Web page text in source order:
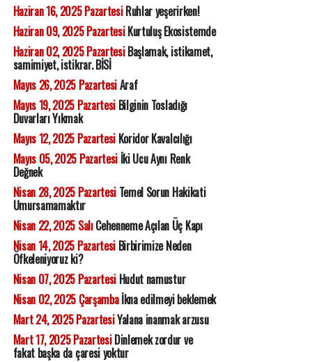
Haziran 16, 2025 PazartesiRuhlar yeşerirken!
Haziran 09, 2025 PazartesiKurtuluş Ekosistemde
Haziran 02, 2025 PazartesiBaşlamak, istikamet,
samimiyet, istikrar. BİSİ
Mayıs 26, 2025 PazartesiAraf
Mayıs 19, 2025 PazartesiBilginin Tosladığı
Duvarları Yıkmak
Mayıs 12, 2025 PazartesiKoridor Kavalcılığı
Mayıs 05, 2025 Pazartesiİki Ucu Aynı Renk
Değnek
Nisan 28, 2025 PazartesiTemel Sorun Hakikati
Umursamamaktır
Nisan 22, 2025 SalıCehenneme Açılan Üç Kapı
Nisan 14, 2025 PazartesiBirbirimize Neden
Öfkeleniyoruz ki?
Nisan 07, 2025 PazartesiHudut namustur
Nisan 02, 2025 Çarşambaİkna edilmeyi beklemek
Mart 24, 2025 PazartesiYalana inanmak arzusu
Mart 17, 2025 PazartesiDinlemek zordur ve
fakat başka da çaresi yoktur